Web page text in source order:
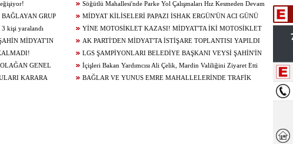
alınmamalı
Söğütlü Mahallesi'nde Parke Yol Çalışmaları Hız Kesmeden Devam
Ediyor
GRUP
MİDYAT KİLİSELERİ PAPAZI İSHAK ERGÜN'ÜN ACI GÜNÜ
kişi yaralandı
YİNE MOTOSİKLET KAZASI! MİDYAT'TA İKİ MOTOSİKLET
ÇARPIŞTI: 1 YARALI
MİDYAT'IN
AK PARTİ'DEN MİDYAT'TA İSTİŞARE TOPLANTISI YAPILDI
LGS ŞAMPİYONLARI BELEDİYE BAŞKANI VEYSİ ŞAHİN'İN
KONUĞU OLDU
GENEL
İçişleri Bakan Yardımcısı Ali Çelik, Mardin Valiliğini Ziyaret Etti
KARARA
BAĞLAR VE YUNUS EMRE MAHALLELERİNDE TRAFİK